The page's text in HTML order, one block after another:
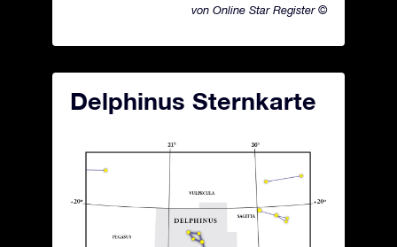
von Online Star Register ©
Delphinus Sternkarte